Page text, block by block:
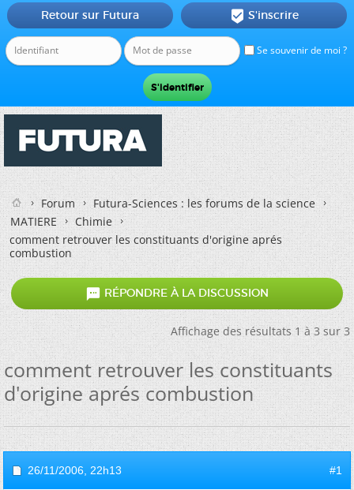
Se souvenir de moi ?
Retour sur Futura  S'inscrire
Forum
Futura-Sciences : les forums de la science
MATIERE
Chimie
comment retrouver les constituants d'origine aprés
combustion
 RÉPONDRE À LA DISCUSSION
Affichage des résultats 1 à 3 sur 3
comment retrouver les constituants
d'origine aprés combustion
26/11/2006, 22h13 #1